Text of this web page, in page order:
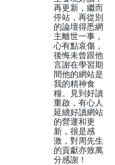
再更新，繼而
停站，再從別
的論壇得悉網
主離世一事，
心有點哀傷，
後悔未曾跟他
言謝在學習期
間他的網站是
我的精神食
糧。見到好讀
重啟，有心人
延續好讀網站
的營運和更
新，很是感
激，對周先生
的貢獻亦致萬
分感謝！